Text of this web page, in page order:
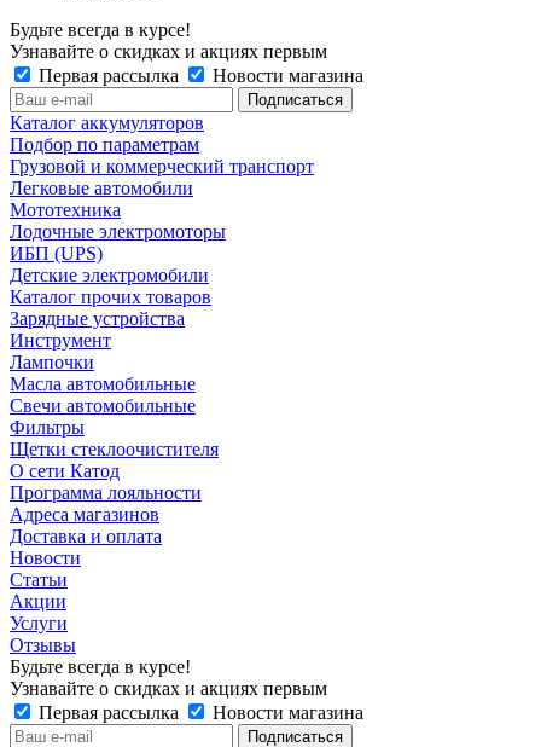
Будьте всегда в курсе!
Узнавайте о скидках и акциях первым
Первая рассылка
Новости магазина
Каталог аккумуляторов
Подбор по параметрам
Грузовой и коммерческий транспорт
Легковые автомобили
Мототехника
Лодочные электромоторы
ИБП (UPS)
Детские электромобили
Каталог прочих товаров
Зарядные устройства
Инструмент
Лампочки
Масла автомобильные
Свечи автомобильные
Фильтры
Щетки стеклоочистителя
О сети Катод
Программа лояльности
Адреса магазинов
Доставка и оплата
Новости
Статьи
Акции
Услуги
Отзывы
Будьте всегда в курсе!
Узнавайте о скидках и акциях первым
Первая рассылка
Новости магазина